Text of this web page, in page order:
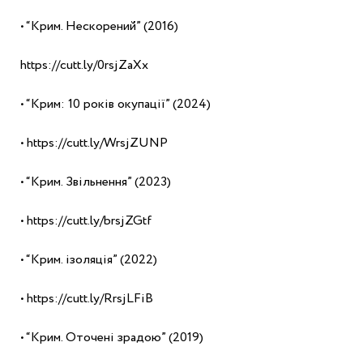
• “Крим. Нескорений” (2016)
https://cutt.ly/0rsjZaXx
• “Крим: 10 років окупації” (2024)
• https://cutt.ly/WrsjZUNP
• “Крим. Звільнення” (2023)
• https://cutt.ly/brsjZGtf
• “Крим. ізоляція” (2022)
• https://cutt.ly/RrsjLFiB
• “Крим. Оточені зрадою” (2019)